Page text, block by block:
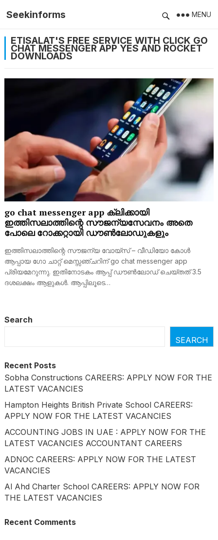
Seekinforms MENU
ETISALAT'S FREE SERVICE WITH CLICK GO
CHAT MESSENGER APP YES AND ROCKET
DOWNLOADS
go chat messenger app ക്ലിക്കായി
ഇത്തിസലാത്തിന്റെ സൗജന്യസേവനം അതെ
പോലെ റോക്കറ്റായി ഡൗൺലോഡുകളും
ഇത്തിസലാത്തിന്റെ സൗജന്യ വോയ്‌സ് – വീഡിയോ കോൾ
ആപ്പായ ഗോ ചാറ്റ് മെസ്സഞ്ചറിന് go chat messenger app
പ്രിയമേറുന്നു. ഇതിനോടകം ആപ്പ് ഡൗൺലോഡ് ചെയ്തത് 3.5
ദശലക്ഷം ആളുകൾ. ആപ്പിലൂടെ…
Search
SEARCH
Recent Posts
Sobha Constructions CAREERS: APPLY NOW FOR THE
LATEST VACANCIES
Hampton Heights British Private School CAREERS:
APPLY NOW FOR THE LATEST VACANCIES
ACCOUNTING JOBS IN UAE : APPLY NOW FOR THE
LATEST VACANCIES ACCOUNTANT CAREERS
ADNOC CAREERS: APPLY NOW FOR THE LATEST
VACANCIES
Al Ahd Charter School CAREERS: APPLY NOW FOR
THE LATEST VACANCIES
Recent Comments